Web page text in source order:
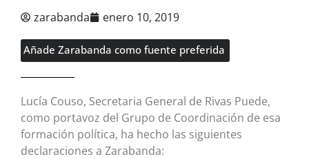
zarabanda enero 10, 2019
Añade Zarabanda como fuente preferida
Lucía Couso, Secretaria General de Rivas Puede,
como portavoz del Grupo de Coordinación de esa
formación política, ha hecho las siguientes
declaraciones a Zarabanda: